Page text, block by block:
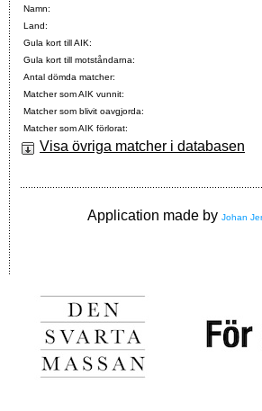
Namn:
Land:
Gula kort till AIK:
Gula kort till motståndarna:
Antal dömda matcher:
Matcher som AIK vunnit:
Matcher som blivit oavgjorda:
Matcher som AIK förlorat:
Visa övriga matcher i databasen
Application made by Johan